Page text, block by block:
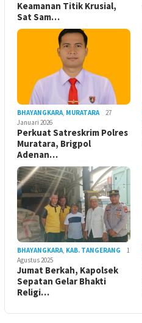
Keamanan Titik Krusial,
Sat Sam…
BHAYANGKARA, MURATARA
27
Januari 2026
Perkuat Satreskrim Polres
Muratara, Brigpol
Adenan…
BHAYANGKARA, KAB. TANGERANG
1
Agustus 2025
Jumat Berkah, Kapolsek
Sepatan Gelar Bhakti
Religi…